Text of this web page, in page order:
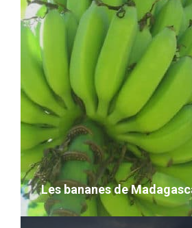
La flore de Madagascar
VOIR LE DÉTAIL
Les bananes de